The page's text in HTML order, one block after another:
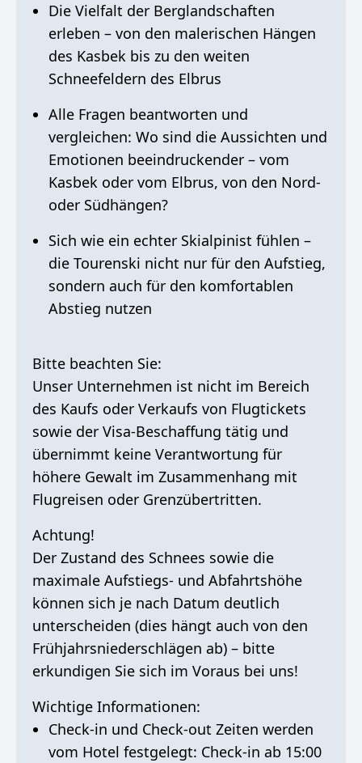
Die Vielfalt der Berglandschaften
erleben – von den malerischen Hängen
des Kasbek bis zu den weiten
Schneefeldern des Elbrus
Alle Fragen beantworten und
vergleichen: Wo sind die Aussichten und
Emotionen beeindruckender – vom
Kasbek oder vom Elbrus, von den Nord-
oder Südhängen?
Sich wie ein echter Skialpinist fühlen –
die Tourenski nicht nur für den Aufstieg,
sondern auch für den komfortablen
Abstieg nutzen
Bitte beachten Sie:
Unser Unternehmen ist nicht im Bereich
des Kaufs oder Verkaufs von Flugtickets
sowie der Visa-Beschaffung tätig und
übernimmt keine Verantwortung für
höhere Gewalt im Zusammenhang mit
Flugreisen oder Grenzübertritten.
Achtung!
Der Zustand des Schnees sowie die
maximale Aufstiegs- und Abfahrtshöhe
können sich je nach Datum deutlich
unterscheiden (dies hängt auch von den
Frühjahrsniederschlägen ab) – bitte
erkundigen Sie sich im Voraus bei uns!
Wichtige Informationen:
Check-in und Check-out Zeiten werden
vom Hotel festgelegt: Check-in ab 15:00